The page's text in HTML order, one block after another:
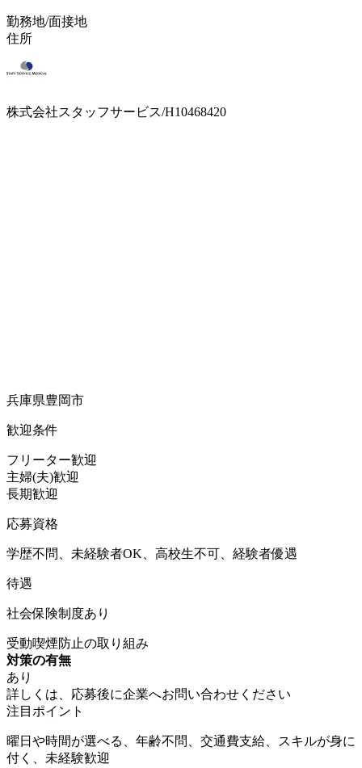
勤務地/面接地
住所
株式会社スタッフサービス/H10468420
兵庫県豊岡市
歓迎条件
フリーター歓迎
主婦(夫)歓迎
長期歓迎
応募資格
学歴不問、未経験者OK、高校生不可、経験者優遇
待遇
社会保険制度あり
受動喫煙防止の取り組み
対策の有無
あり
詳しくは、応募後に企業へお問い合わせください
注目ポイント
曜日や時間が選べる、年齢不問、交通費支給、スキルが身に
付く、未経験歓迎